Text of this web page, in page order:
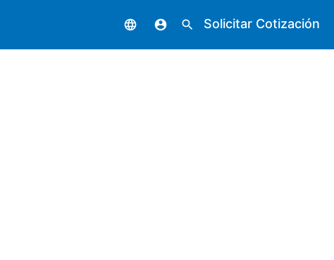
language account_circle search Solicitar Cotización